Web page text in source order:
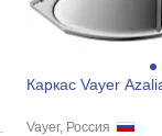
Каркас Vayer
Vayer, Россия